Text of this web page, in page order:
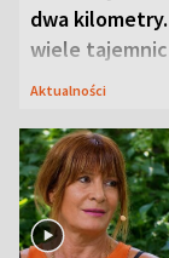
dwa
wiele tajemnic
Aktualności